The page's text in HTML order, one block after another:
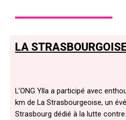
LA
L’ONG Ylla a participé avec
km de La Strasbourgeoise, un
Strasbourg dédié à la lutte